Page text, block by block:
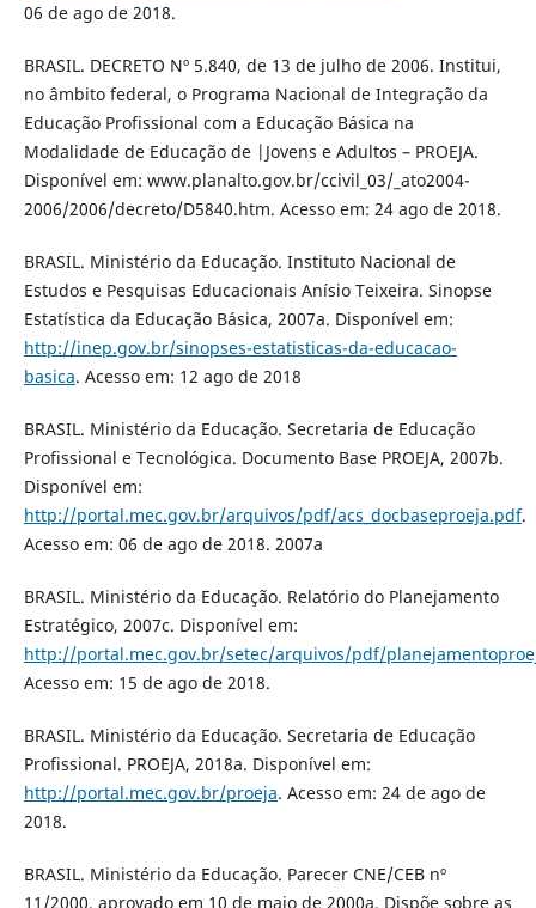
06 de ago de 2018.
BRASIL. DECRETO Nº 5.840, de 13 de julho de 2006. Institui,
no âmbito federal, o Programa Nacional de Integração da
Educação Profissional com a Educação Básica na
Modalidade de Educação de |Jovens e Adultos – PROEJA.
Disponível em: www.planalto.gov.br/ccivil_03/_ato2004-
2006/2006/decreto/D5840.htm. Acesso em: 24 ago de 2018.
BRASIL. Ministério da Educação. Instituto Nacional de
Estudos e Pesquisas Educacionais Anísio Teixeira. Sinopse
Estatística da Educação Básica, 2007a. Disponível em:
http://inep.gov.br/sinopses-estatisticas-da-educacao-
basica. Acesso em: 12 ago de 2018
BRASIL. Ministério da Educação. Secretaria de Educação
Profissional e Tecnológica. Documento Base PROEJA, 2007b.
Disponível em:
http://portal.mec.gov.br/arquivos/pdf/acs_docbaseproeja.pdf.
Acesso em: 06 de ago de 2018. 2007a
BRASIL. Ministério da Educação. Relatório do Planejamento
Estratégico, 2007c. Disponível em:
http://portal.mec.gov.br/setec/arquivos/pdf/
Acesso em: 15 de ago de 2018.
BRASIL. Ministério da Educação. Secretaria de Educação
Profissional. PROEJA, 2018a. Disponível em:
http://portal.mec.gov.br/proeja. Acesso em: 24 de ago de
2018.
BRASIL. Ministério da Educação. Parecer CNE/CEB nº
11/2000, aprovado em 10 de maio de 2000a. Dispõe sobre as